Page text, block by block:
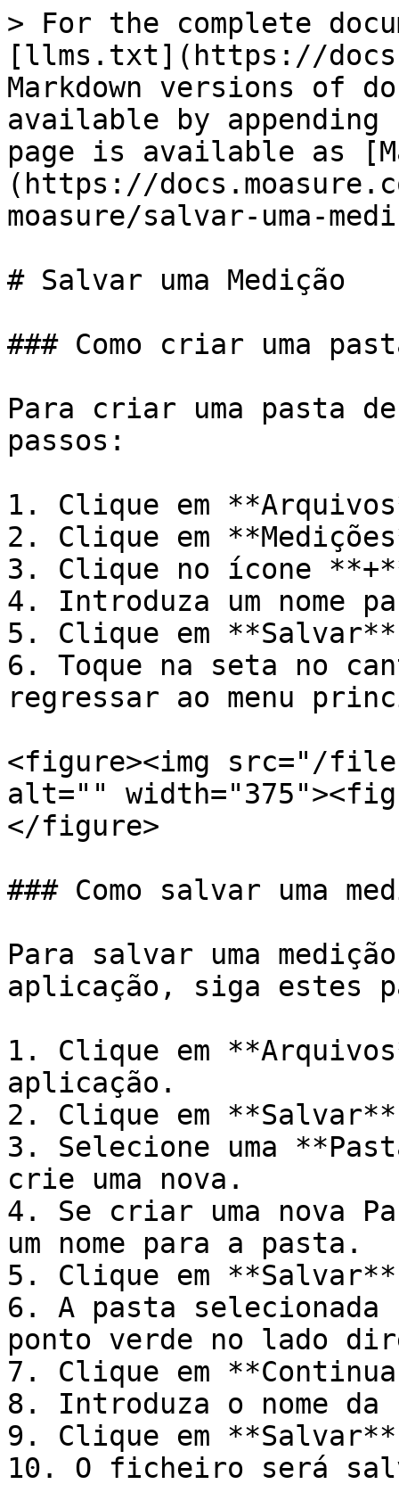
> For the complete
[llms.txt](https://
Markdown versions of
available by
page is available as
(https://
moasure/salvar-uma-
# Salvar uma Medição
### Como criar uma
Para criar uma pasta
passos:
1. Clique em
2. Clique em
3. Clique no ícone
4. Introduza um nome
5. Clique em
6. Toque na seta no
regressar ao menu
<figure><img src="/files/
alt=""
</figure>
### Como salvar uma
Para salvar uma
aplicação, siga estes
1. Clique em
aplicação.
2. Clique em
3. Selecione uma
crie uma nova.
4. Se criar uma nova
um nome para a pasta.
5. Clique em
6. A pasta selecionada
ponto verde no lado
7. Clique em
8. Introduza o nome da
9. Clique em
10. O ficheiro será